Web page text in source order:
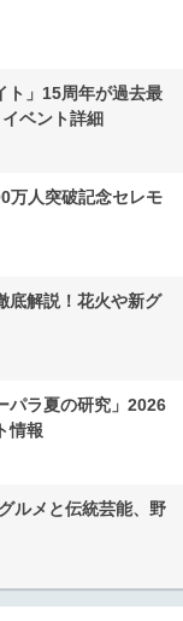
ト」15周年が過去最
ベント詳細
万人突破記念セレモ
底解説！花火や新グ
パラ夏の研究」2026
情報
ルメと伝統芸能、野